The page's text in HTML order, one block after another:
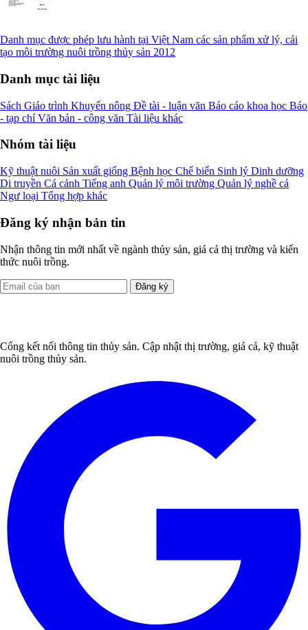
Danh mục được phép lưu hành tại Việt Nam các sản phẩm xử lý, cải
tạo môi trường nuôi trồng thủy sản 2012
Danh mục tài liệu
Sách Giáo trình Khuyến nông Đề tài - luận văn Báo cáo khoa học Báo
- tạp chíVăn bản - công văn Tài liệu khác
Nhóm tài liệu
Kỹ thuật nuôi Sản xuất giống Bệnh học Chế biến Sinh lý Dinh dưỡng
Di truyền Cá cảnh Tiếng anh Quản lý môi trường Quản lý nghề cá
Ngư loại Tổng hợp khác
Đăng ký nhận bản tin
Nhận thông tin mới nhất về ngành thủy sản, giá cả thị trường và kiến
thức nuôi trồng.
Đăng ký
Cổng kết nối thông tin thủy sản. Cập nhật thị trường, giá cả, kỹ thuật
nuôi trồng thủy sản.